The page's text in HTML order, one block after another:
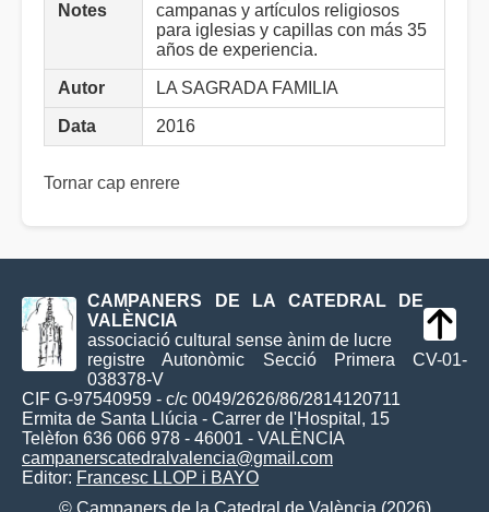
Notes
campanas y artículos religiosos
para iglesias y capillas con más 35
años de experiencia.
Autor LA SAGRADA FAMILIA
Data 2016
Tornar cap enrere
CAMPANERS DE LA CATEDRAL DE
VALÈNCIA
associació cultural sense ànim de lucre
registre Autonòmic Secció Primera CV-01-
038378-V
CIF G-97540959 - c/c 0049/2626/86/2814120711
Ermita de Santa Llúcia - Carrer de l'Hospital, 15
Telèfon 636 066 978 - 46001 - VALÈNCIA
campanerscatedralvalencia@gmail.com
Editor: Francesc LLOP i BAYO